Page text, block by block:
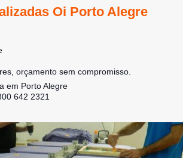
Oi Porto Alegre
orçamento sem compromisso.
em Porto Alegre
642 2321